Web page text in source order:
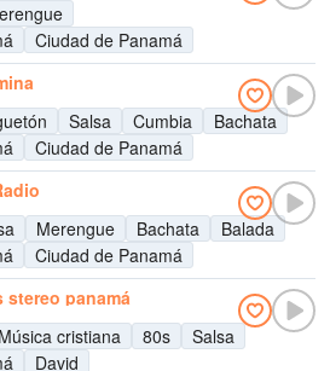
Ciudad de Panamá
Salsa Cumbia
Bachata
Ciudad de Panamá
Merengue Bachata
Balada
Ciudad de Panamá
stereo panamá
Música cristiana 80s
Salsa
David